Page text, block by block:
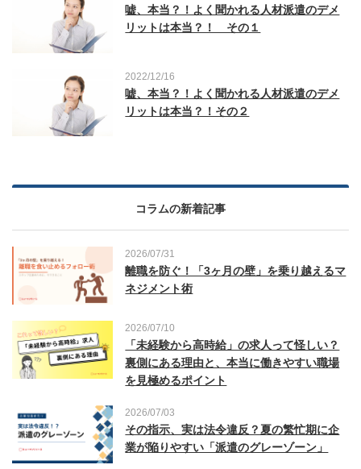
嘘、本当？！よく聞かれる人材派遣のデメ
リットは本当？！ その１
2022/12/16
嘘、本当？！よく聞かれる人材派遣のデメ
リットは本当？！その２
コラムの新着記事
2026/07/31
離職を防ぐ！「3ヶ月の壁」を乗り越えるマ
ネジメント術
2026/07/10
「未経験から高時給」の求人って怪しい？
裏側にある理由と、本当に働きやすい職場
を見極めるポイント
2026/07/03
その指示、実は法令違反？夏の繁忙期に企
業が陥りやすい「派遣のグレーゾーン」